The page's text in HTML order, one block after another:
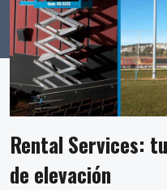
Rental Services:
de elevación